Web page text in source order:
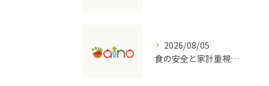
2026/08/05
食の安全と家計重視の有機野菜宅配を大阪府で始めるコツ